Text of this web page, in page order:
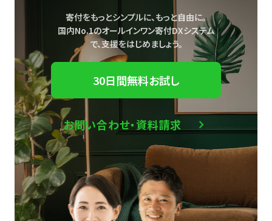
寄付をもっとシンプルに、もっと自由に。
国内No.1のオールインワン寄付DXシステム
で、支援をはじめましょう。
30日間無料お試し
お問い合わせ・資料請求